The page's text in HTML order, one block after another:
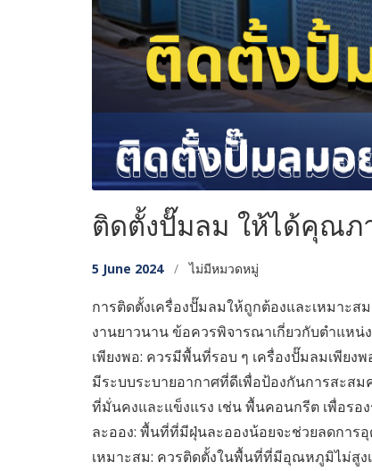
ติดตั้งปั๊มลม ให้ได้คุณภ
5 June 2024 /ไม่มีหมวดหมู่
การติดตั้งเครื่องปั๊มลมให้ถูกต้องและเหมาะ
งานยาวนาน ข้อควรพิจารณาเกี่ยวกับตำแห
เพียงพอ: ควรมีพื้นที่รอบ ๆ เครื่องปั๊มลมเพีย
มีระบบระบายอากาศที่ดีเพื่อป้องกันการสะส
ที่มั่นคงและแข็งแรง เช่น พื้นคอนกรีต เพื่อร
ละออง: พื้นที่ที่มีฝุ่นละอองน้อยจะช่วยลดการ
เหมาะสม: ควรติดตั้งในพื้นที่ที่มีอุณหภูมิไม่สูง